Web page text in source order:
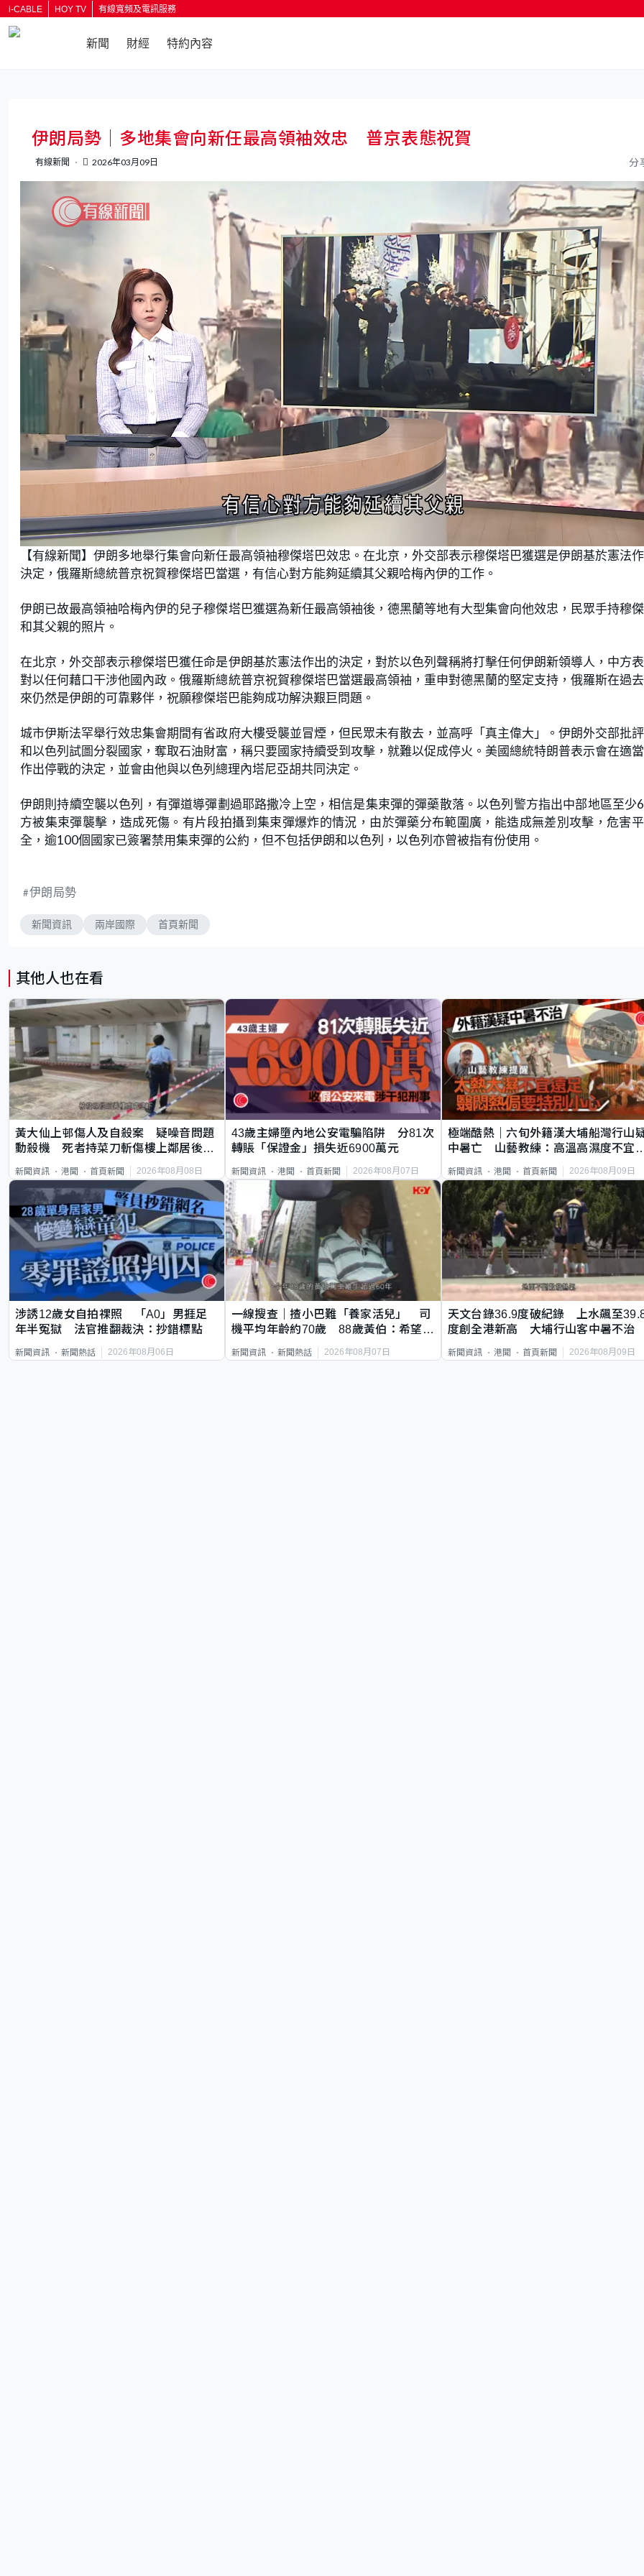
i-CABLE HOY TV 有線寬頻及電訊服務
新聞 財經 特約內容
伊朗局勢｜多地集會向新任最高領袖效忠 普京表態祝賀
有線新聞 2026年03月09日 分
U
n
m
u
t
e
a
d
d
:
.
5
2
【有線新聞】伊朗多地舉行集會向新任最高領袖穆傑塔巴效忠。在北京，外交部表示穆傑塔巴獲選是伊朗基於憲法
決定，俄羅斯總統普京祝賀穆傑塔巴當選，有信心對方能夠延續其父親哈梅內伊的工作。
伊朗已故最高領袖哈梅內伊的兒子穆傑塔巴獲選為新任最高領袖後，德黑蘭等地有大型集會向他效忠，民眾手持穆
和其父親的照片。
在北京，外交部表示穆傑塔巴獲任命是伊朗基於憲法作出的決定，對於以色列聲稱將打擊任何伊朗新領導人，中方
對以任何藉口干涉他國內政。俄羅斯總統普京祝賀穆傑塔巴當選最高領袖，重申對德黑蘭的堅定支持，俄羅斯在過
來仍然是伊朗的可靠夥伴，祝願穆傑塔巴能夠成功解決艱巨問題。
城市伊斯法罕舉行效忠集會期間有省政府大樓受襲並冒煙，但民眾未有散去，並高呼「真主偉大」。伊朗外交部批
和以色列試圖分裂國家，奪取石油財富，稱只要國家持續受到攻擊，就難以促成停火。美國總統特朗普表示會在適
作出停戰的決定，並會由他與以色列總理內塔尼亞胡共同決定。
伊朗則持續空襲以色列，有彈道導彈劃過耶路撒冷上空，相信是集束彈的彈藥散落。以色列警方指出中部地區至少
方被集束彈襲擊，造成死傷。有片段拍攝到集束彈爆炸的情況，由於彈藥分布範圍廣，能造成無差別攻擊，危害
全，逾100個國家已簽署禁用集束彈的公約，但不包括伊朗和以色列，以色列亦曾被指有份使用。
伊朗局勢
新聞資訊 兩岸國際 首頁新聞
其他人也在看
黃大仙上邨傷人及自殺案 疑噪音問題
動殺機 死者持菜刀斬傷樓上鄰居後墮
新聞資訊 港聞 首頁新聞 2026年08月08日
43歲主婦墮內地公安電騙陷阱 分81次
轉賬「保證金」損失近6900萬元
新聞資訊 港聞 首頁新聞 2026年08月07日
極端酷熱｜六旬外籍漢大埔船灣行山
中暑亡 山藝教練：高溫高濕度不宜
新聞資訊 港聞 首頁新聞 2026年08月09日
涉誘12歲女自拍祼照 「A0」男捱足
年半冤獄 法官推翻裁決：抄錯標點
新聞資訊 新聞熱話 2026年08月06日
一線搜查｜揸小巴難「養家活兒」 司
機平均年齡約70歲 88歲黃伯：希望一
新聞資訊 新聞熱話 2026年08月07日
天文台錄36.9度破紀錄 上水飆至
度創全港新高 大埔行山客中暑不治
新聞資訊 港聞 首頁新聞 2026年08月09日